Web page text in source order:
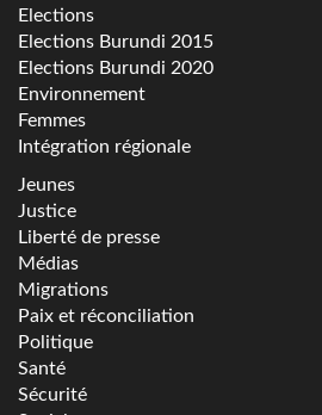
Elections
Elections Burundi 2015
Elections Burundi 2020
Environnement
Femmes
Intégration régionale
Jeunes
Justice
Liberté de presse
Médias
Migrations
Paix et réconciliation
Politique
Santé
Sécurité